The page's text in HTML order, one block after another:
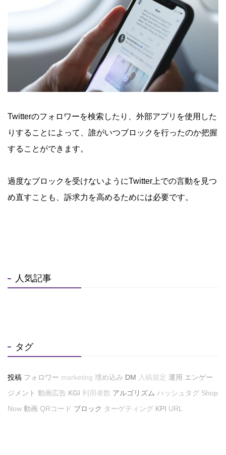
Twitterのフォロワーを検索したり、外部アプリを使用した
りすることによって、誰がいつブロックを行ったのか把握
することができます。
過度なブロックを受けないようにTwitter上での言動を見つ
め直すことも、訴求力を高めるためには必要です。
人気記事
タグ
投稿 フォロワー marketing 埋め込み DM 入稿規定 運用 エンゲー
ジメント 動画広告 KGI 利用者数 アルゴリズム ハッシュタグ Shop
Now 動画 QRコード ブロック ターゲティング KPI URL